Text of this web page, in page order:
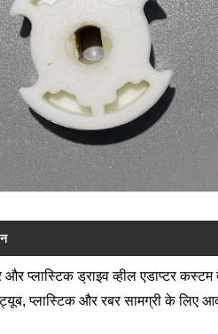
और प्लास्टिक ड्राइव व्हील एडाप्टर
ट्यूब, प्लास्टिक और रबर सामग्री के